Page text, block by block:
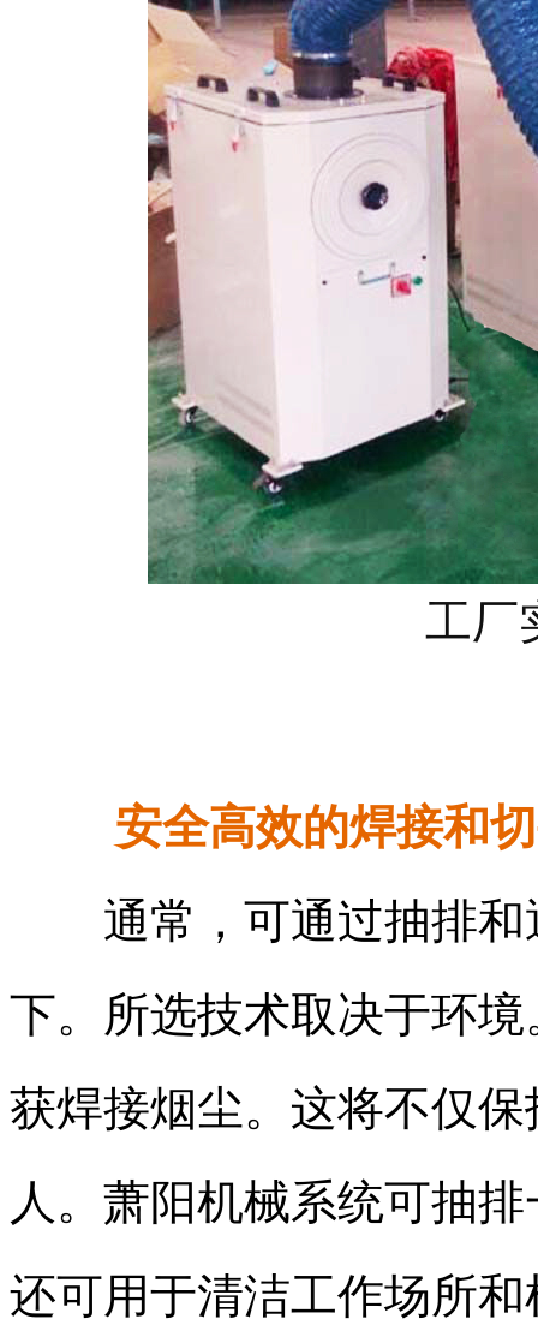
工厂
安全高效的焊接和
通常，可通过抽排和
下。所选技术取决于环
获焊接烟尘。这将不仅
人。萧阳机械系统可抽
还可用于清洁工作场所